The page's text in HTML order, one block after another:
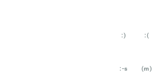
:) :(
:-s (m)